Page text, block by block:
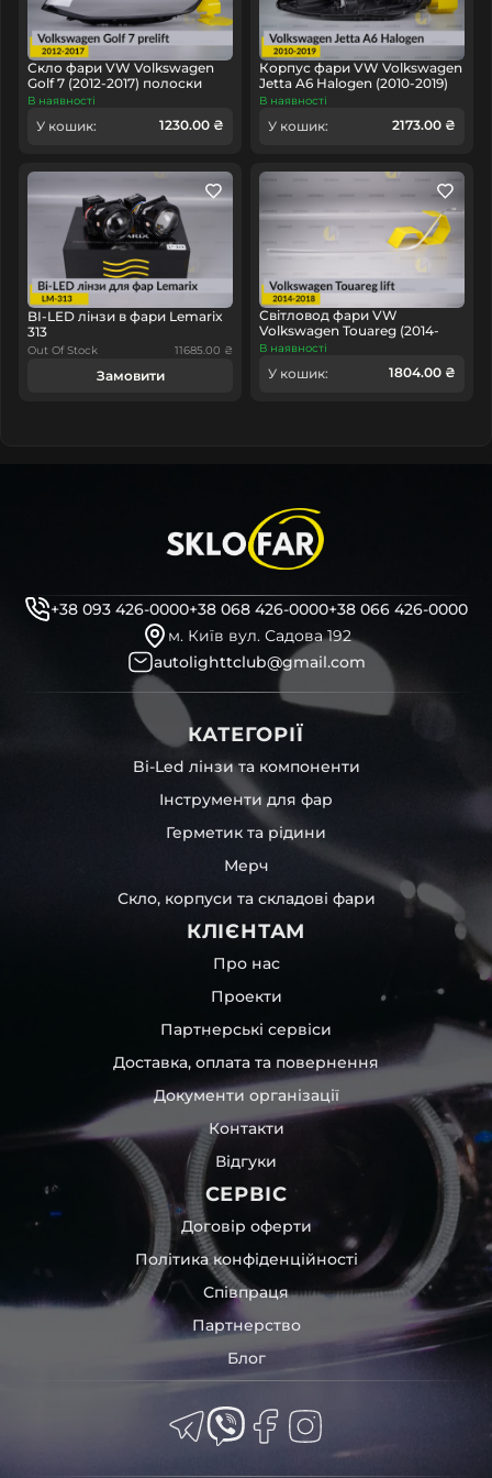
головне у будь-якому куточку країни.
Скло фари VW Volkswagen
Golf 7 (2012-2017) полоски
дорест ліве
В наявності
У кошик: 1230.00 ₴
Корпус фари VW Volkswagen
Jetta A6 Halogen (2010-2019)
лівий
В наявності
У кошик: 2173.00 ₴
BI-LED лінзи в фари Lemarix
313
Out Of Stock 11685.00 ₴
Замовити
Світловод фари VW
Volkswagen Touareg (2014-
2018) рест довгий лівий
В наявності
У кошик: 1804.00 ₴
+38 093 426-0000+38 068 426-0000+38 066 426-0000
м. Київ вул. Садова 192
autolighttclub@gmail.com
КАТЕГОРІЇ
Bi-Led лінзи та компоненти
Інструменти для фар
Герметик та рідини
Мерч
Скло, корпуси та складові фари
КЛІЄНТАМ
Про нас
Проекти
Партнерські сервіси
Доставка, оплата та повернення
Документи організації
Контакти
Відгуки
СЕРВІС
Договір оферти
Політика конфіденційності
Співпраця
Партнерство
Блог